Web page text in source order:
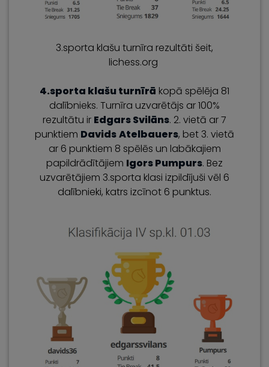
3.sporta klašu turnīra rezultāti šeit,
lichess.org
4.sporta klašu turnīrā kopā spēlēja 81
dalībnieks. Turnīra uzvarētājs ar 100%
rezultātu ir Edgars Svilāns. 2. vietā ar 7
punktiem DavidsAtelbauers, bet 3. vietā
ar 6 punktiem 8 spēlēs un labākajiem
papildrādītājiem Igors Pumpurs. Bez
uzvarētājiem 3.sporta klasi izpildījuši vēl 6
dalībnieki, katrs izcīnot 6 punktus.